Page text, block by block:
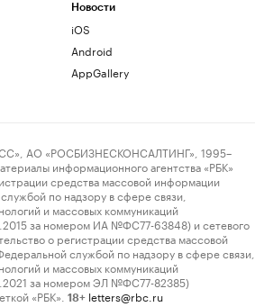
Новости
iOS
Android
AppGallery
АО «РОСБИЗНЕСКОНСАЛТИНГ», 1995–
информационного агентства «РБК»
средства массовой информации
по надзору в сфере связи,
и массовых коммуникаций
за номером ИА №ФС77-63848) и сетевого
о регистрации средства массовой
службой по надзору в сфере связи,
и массовых коммуникаций
за номером ЭЛ №ФС77-82385)
«РБК».
18+ letters@rbc.ru